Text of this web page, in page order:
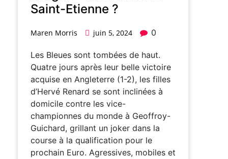
Saint-Etienne ?
Maren Morris juin 5, 2024 0
Les Bleues sont tombées de haut.
Quatre jours après leur belle victoire
acquise en Angleterre (1-2), les filles
d’Hervé Renard se sont inclinées à
domicile contre les vice-
championnes du monde à Geoffroy-
Guichard, grillant un joker dans la
course à la qualification pour le
prochain Euro. Agressives, mobiles et